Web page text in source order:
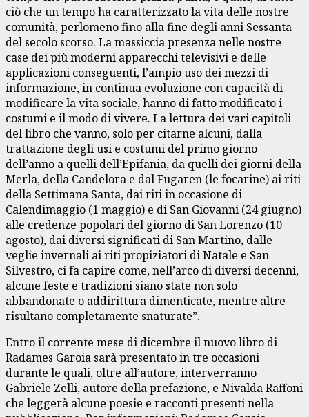
ciò che un tempo ha caratterizzato la vita delle nostre
comunità, perlomeno fino alla fine degli anni Sessanta
del secolo scorso. La massiccia presenza nelle nostre
case dei più moderni apparecchi televisivi e delle
applicazioni conseguenti, l’ampio uso dei mezzi di
informazione, in continua evoluzione con capacità di
modificare la vita sociale, hanno di fatto modificato i
costumi e il modo di vivere. La lettura dei vari capitoli
del libro che vanno, solo per citarne alcuni, dalla
trattazione degli usi e costumi del primo giorno
dell’anno a quelli dell’Epifania, da quelli dei giorni della
Merla, della Candelora e dal Fugaren (le focarine) ai riti
della Settimana Santa, dai riti in occasione di
Calendimaggio (1 maggio) e di San Giovanni (24 giugno)
alle credenze popolari del giorno di San Lorenzo (10
agosto), dai diversi significati di San Martino, dalle
veglie invernali ai riti propiziatori di Natale e San
Silvestro, ci fa capire come, nell’arco di diversi decenni,
alcune feste e tradizioni siano state non solo
abbandonate o addirittura dimenticate, mentre altre
risultano completamente snaturate”.
Entro il corrente mese di dicembre il nuovo libro di
Radames Garoia sarà presentato in tre occasioni
durante le quali, oltre all’autore, interverranno
Gabriele Zelli, autore della prefazione, e Nivalda Raffoni
che leggerà alcune poesie e racconti presenti nella